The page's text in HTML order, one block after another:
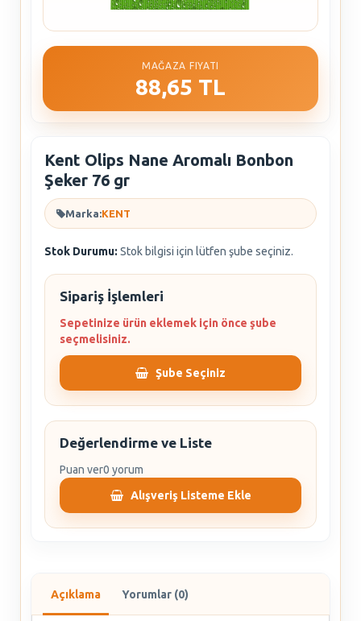
MAĞAZA FIYATI
88,65 TL
Kent Olips Nane Aromalı Bonbon
Şeker 76 gr
Marka:KENT
Stok Durumu: Stok bilgisi için lütfen şube seçiniz.
Sipariş İşlemleri
Sepetinize ürün eklemek için önce şube
seçmelisiniz.
Şube Seçiniz
Değerlendirme ve Liste
Puan ver0 yorum
Alışveriş Listeme Ekle
Açıklama Yorumlar (0)